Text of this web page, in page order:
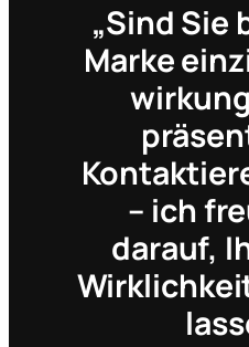
„Sind Sie
Marke
– ich
darauf,